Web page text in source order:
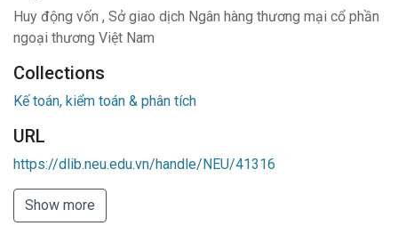
Huy động vốn , Sở giao dịch Ngân hàng thương mại cổ phần
ngoại thương Việt Nam
Collections
Kế toán, kiểm toán & phân tích
URL
https://dlib.neu.edu.vn/handle/NEU/41316
Show more